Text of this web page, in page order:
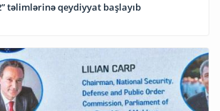
təlimlərinə qeydiyyat başlayıb